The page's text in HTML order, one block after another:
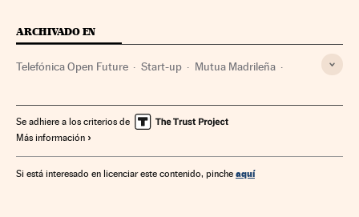
ARCHIVADO EN
Telefónica Open Future Start-up Mutua Madrileña
Seguridad internet Informática Internet
Comunicaciones Finanzas Ciencia
Se adhiere a los criterios de
Más información
Si está interesado en licenciar este contenido, pinche aquí